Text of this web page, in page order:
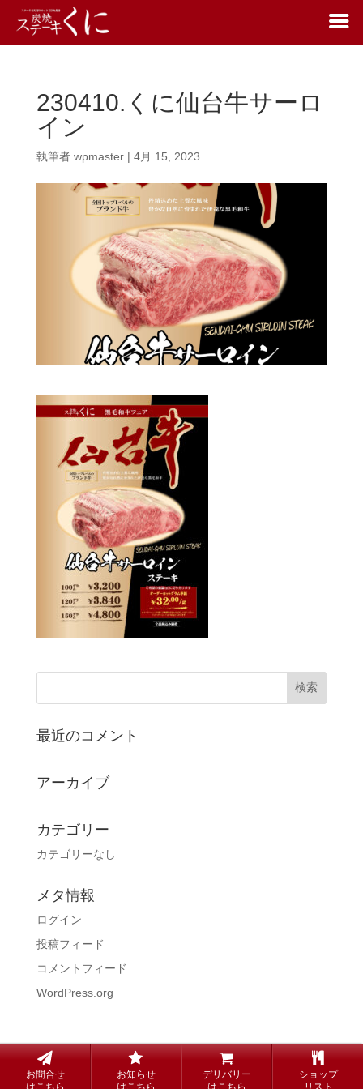
230410.くに仙台牛サーロ
イン
執筆者 wpmaster| 4月 15, 2023
最近のコメント
アーカイブ
カテゴリー
カテゴリーなし
メタ情報
ログイン
投稿フィード
コメントフィード
WordPress.org
copyright© Steak KUNI all rights reserved.
お問合せ
はこちら
お知らせ
はこちら
デリバリー
はこちら
ショップ
リスト